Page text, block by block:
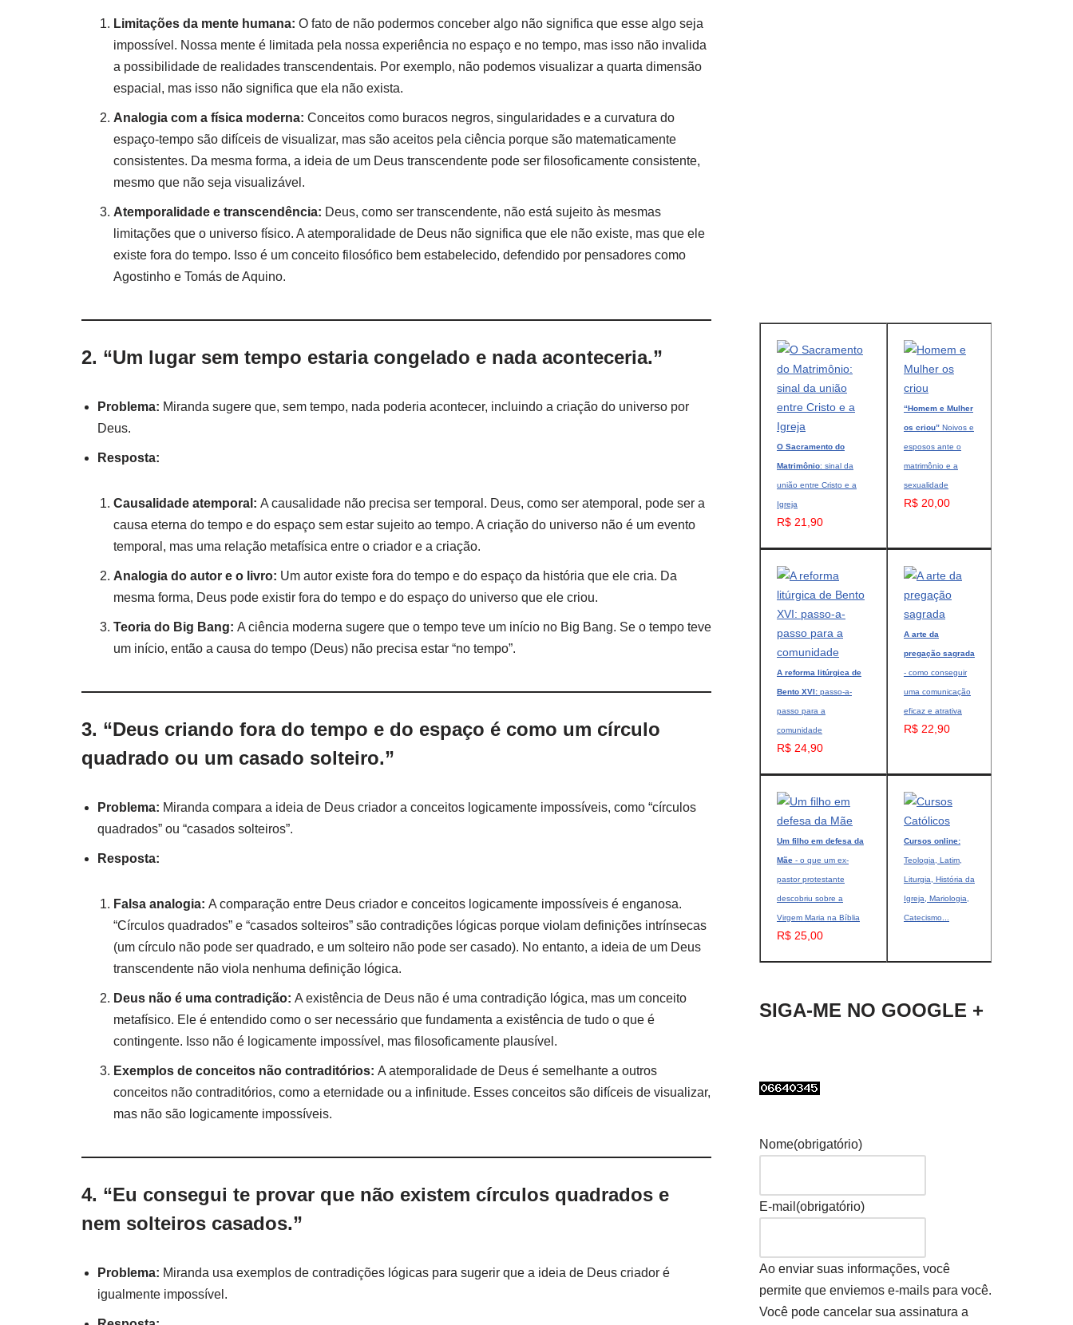
Limitações da mente humana: O fato de não podermos conceber algo não significa que esse algo seja
impossível. Nossa mente é limitada pela nossa experiência no espaço e no tempo, mas isso não invalida
a possibilidade de realidades transcendentais. Por exemplo, não podemos visualizar a quarta dimensão
espacial, mas isso não significa que ela não exista.
Analogia com a física moderna: Conceitos como buracos negros, singularidades e a curvatura do
espaço-tempo são difíceis de visualizar, mas são aceitos pela ciência porque são matematicamente
consistentes. Da mesma forma, a ideia de um Deus transcendente pode ser filosoficamente consistente,
mesmo que não seja visualizável.
Atemporalidade e transcendência: Deus, como ser transcendente, não está sujeito às mesmas
limitações que o universo físico. A atemporalidade de Deus não significa que ele não existe, mas que ele
existe fora do tempo. Isso é um conceito filosófico bem estabelecido, defendido por pensadores como
Agostinho e Tomás de Aquino.
2. “Um lugar sem tempo estaria congelado e nada aconteceria.”
Problema: Miranda sugere que, sem tempo, nada poderia acontecer, incluindo a criação do universo por
Deus.
Resposta:
Causalidade atemporal: A causalidade não precisa ser temporal. Deus, como ser atemporal, pode ser a
causa eterna do tempo e do espaço sem estar sujeito ao tempo. A criação do universo não é um evento
temporal, mas uma relação metafísica entre o criador e a criação.
Analogia do autor e o livro: Um autor existe fora do tempo e do espaço da história que ele cria. Da
mesma forma, Deus pode existir fora do tempo e do espaço do universo que ele criou.
Teoria do Big Bang: A ciência moderna sugere que o tempo teve um início no Big Bang. Se o tempo teve
um início, então a causa do tempo (Deus) não precisa estar “no tempo”.
3. “Deus criando fora do tempo e do espaço é como um círculo
quadrado ou um casado solteiro.”
Problema: Miranda compara a ideia de Deus criador a conceitos logicamente impossíveis, como “círculos
quadrados” ou “casados solteiros”.
Resposta:
Falsa analogia: A comparação entre Deus criador e conceitos logicamente impossíveis é enganosa.
“Círculos quadrados” e “casados solteiros” são contradições lógicas porque violam definições intrínsecas
(um círculo não pode ser quadrado, e um solteiro não pode ser casado). No entanto, a ideia de um Deus
transcendente não viola nenhuma definição lógica.
Deus não é uma contradição: A existência de Deus não é uma contradição lógica, mas um conceito
metafísico. Ele é entendido como o ser necessário que fundamenta a existência de tudo o que é
contingente. Isso não é logicamente impossível, mas filosoficamente plausível.
Exemplos de conceitos não contraditórios: A atemporalidade de Deus é semelhante a outros
conceitos não contraditórios, como a eternidade ou a infinitude. Esses conceitos são difíceis de visualizar,
mas não são logicamente impossíveis.
4. “Eu consegui te provar que não existem círculos quadrados e
nem solteiros casados.”
Problema: Miranda usa exemplos de contradições lógicas para sugerir que a ideia de Deus criador é
igualmente impossível.
O Sacramento do
Matrimônio: sinal da
união entre Cristo e a
Igreja
R$ 21,90
“Homem e Mulher
os criou” Noivos e
esposos ante o
matrimônio e a
sexualidade
R$ 20,00
A reforma litúrgica de
Bento XVI: passo-a-
passo para a
comunidade
R$ 24,90
A arte da
pregação sagrada
- como conseguir
uma comunicação
eficaz e atrativa
R$ 22,90
Um filho em defesa da
Mãe - o que um ex-
pastor protestante
descobriu sobre a
Virgem Maria na Bíblia
R$ 25,00
Cursos online:
Teologia, Latim,
Liturgia, História da
Igreja, Mariologia,
Catecismo...
SIGA-ME NO GOOGLE +
Nome(obrigatório)
E-mail (obrigatório)
Ao enviar suas informações, você
permite que enviemos e-mails para você.
Você pode cancelar sua assinatura a